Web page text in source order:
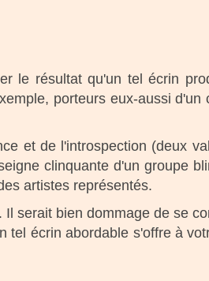
le résultat qu'un tel écrin
porteurs eux-aussi d'un
et de l'introspection (deux
clinquante d'un groupe
artistes représentés.
serait bien dommage de se
écrin abordable s'offre à